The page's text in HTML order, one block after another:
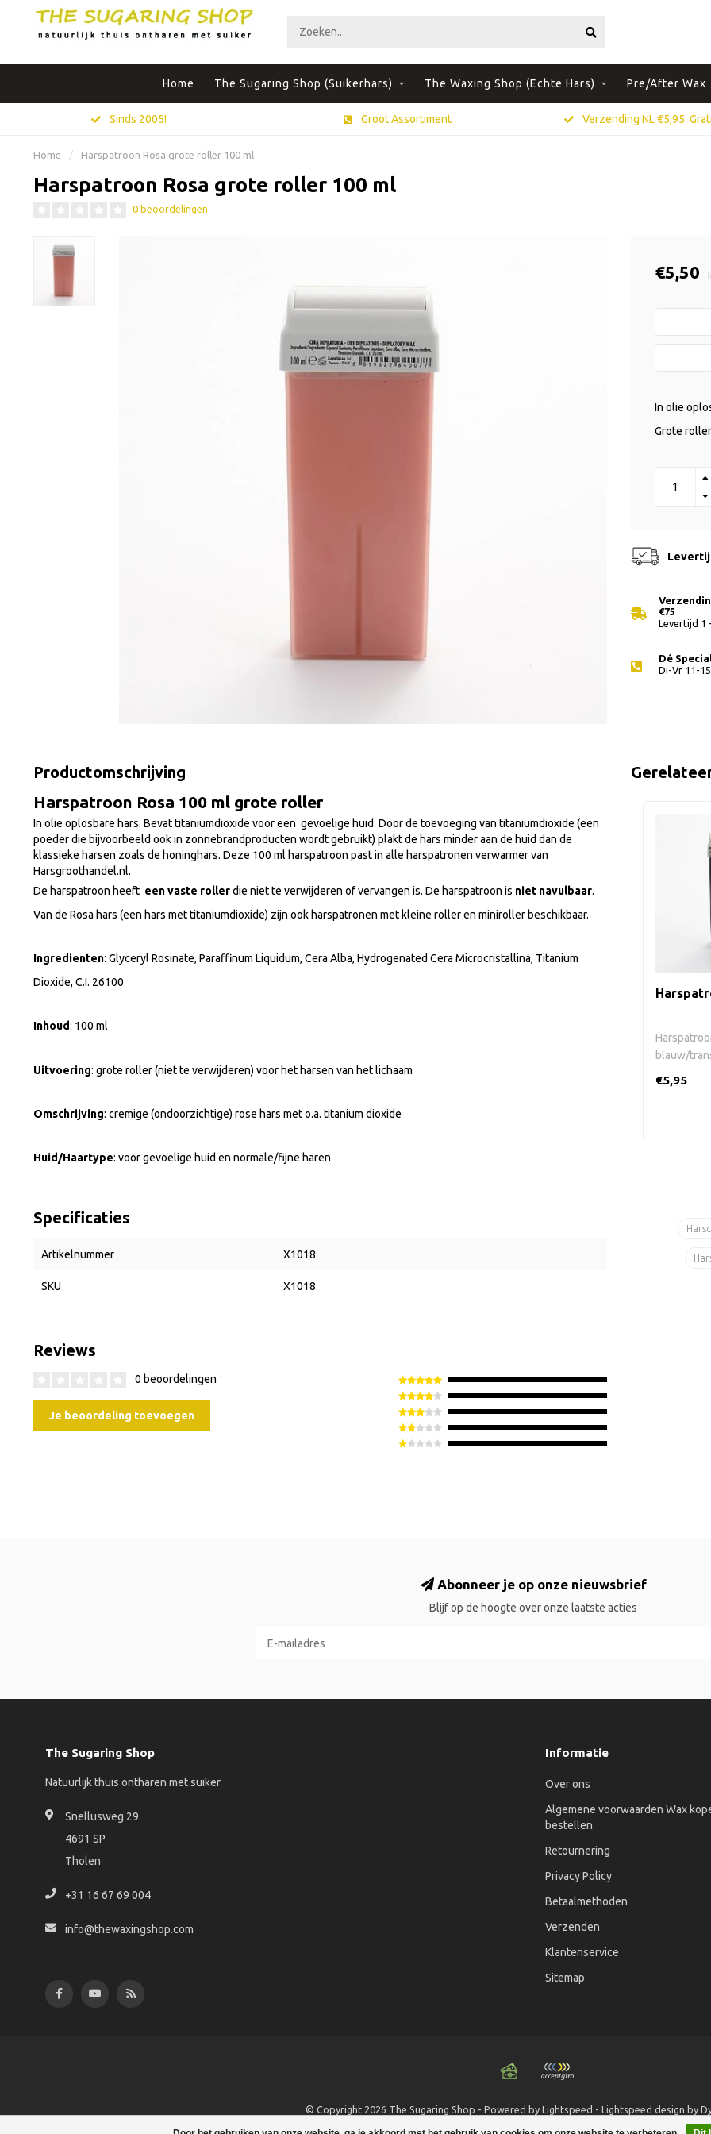
Home The Sugaring Shop (Suikerhars) The Waxing Shop (Echte Hars) Pre/After Wax
Sinds 2005! Groot Assortiment Verzending NL €5,95.
Home / Harspatroon Rosa grote roller 100 ml
Harspatroon Rosa grote roller 100 ml
0 beoordelingen
€5,50
In olie
Grote
€75
Levertijd 1
Dé
Di-Vr 11-
Productomschrijving
Harspatroon Rosa 100 ml grote roller
In olie oplosbare hars. Bevat titaniumdioxide voor een gevoelige huid. Door de toevoeging van titaniumdioxide (een
poeder die bijvoorbeeld ook in zonnebrandproducten wordt gebruikt) plakt de hars minder aan de huid dan de
klassieke harsen zoals de honinghars. Deze 100 ml harspatroon past in alle harspatronen verwarmer van
Harsgroothandel.nl.
De harspatroon heeft een vaste rollerdie niet te verwijderen of vervangen is. De harspatroon is niet navulbaar.
Van de Rosa hars (een hars met titaniumdioxide) zijn ook harspatronen met kleine roller en miniroller beschikbaar.
Ingredienten: Glyceryl Rosinate, Paraffinum Liquidum, Cera Alba, Hydrogenated Cera Microcristallina, Titanium
Dioxide, C.I. 26100
Inhoud: 100 ml
Uitvoering: grote roller (niet te verwijderen) voor het harsen van het lichaam
Omschrijving: cremige (ondoorzichtige) rose hars met o.a. titanium dioxide
Huid/Haartype: voor gevoelige huid en normale/fijne haren
Specificaties
Artikelnummer X1018
SKU X1018
Reviews
0 beoordelingen
Je beoordeling toevoegen
blauw/
va..
€5,95
Abonneer je op onze nieuwsbrief
Blijf op de hoogte over onze laatste acties
The Sugaring Shop
Natuurlijk thuis ontharen met suiker
Snellusweg 29
4691 SP
Tholen
+31 16 67 69 004
info@thewaxingshop.com
Informatie
Over ons
Algemene voorwaarden Wax
bestellen
Retournering
Privacy Policy
Betaalmethoden
Verzenden
Klantenservice
Sitemap
© Copyright 2026 The Sugaring Shop - Powered by Lightspeed - Lightspeed design by